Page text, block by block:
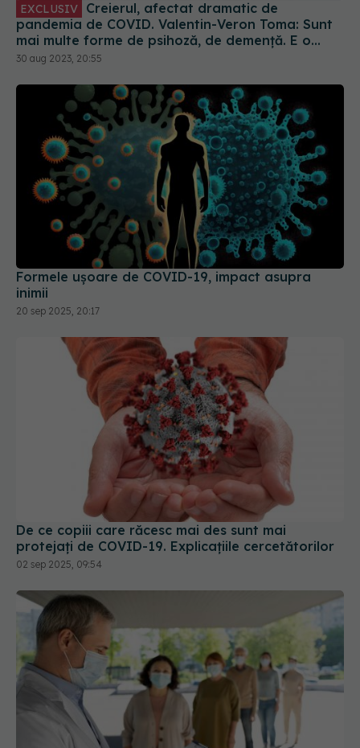
EXCLUSIV
pandemia de COVID. Valentin-Veron Toma: Sunt
mai multe forme de psihoză, de demență. E o
accelerare a unor fenomene care păreau să fie
30 aug 2023, 20:55
Formele ușoare de COVID-19, impact asupra
inimii
20 sep 2025, 20:17
De ce copiii care răcesc mai des sunt mai
protejați de COVID-19. Explicațiile cercetătorilor
02 sep 2025, 09:54